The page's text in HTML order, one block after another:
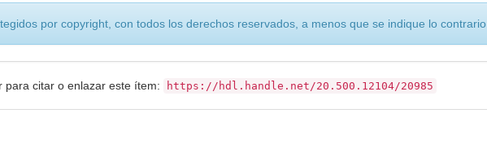
por copyright, con todos los derechos reservados, a menos que se indique lo contrario.
para citar o enlazar este ítem: https://hdl.handle.net/20.500.12104/20985